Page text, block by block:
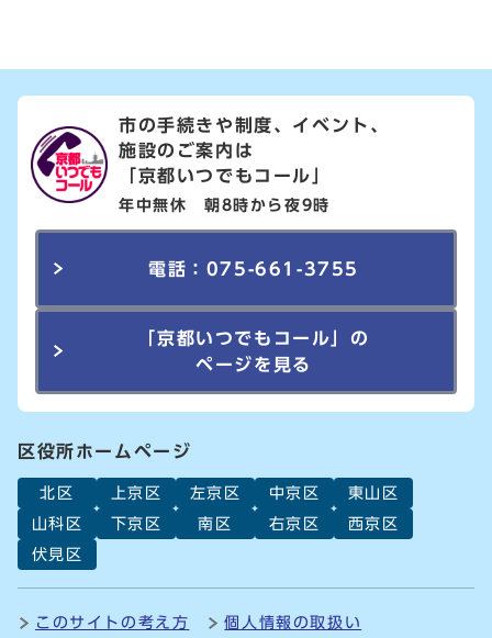
市の手続きや制度、イベント、
施設のご案内は
「京都いつでもコール」
年中無休 朝8時から夜9時
電話：075-661-3755
「京都いつでもコール」の
ページを見る
区役所ホームページ
北区 上京区 左京区 中京区
東山区
山科区
下京区 南区 右京区
西京区
伏見区
このサイトの考え方 個人情報の取扱い